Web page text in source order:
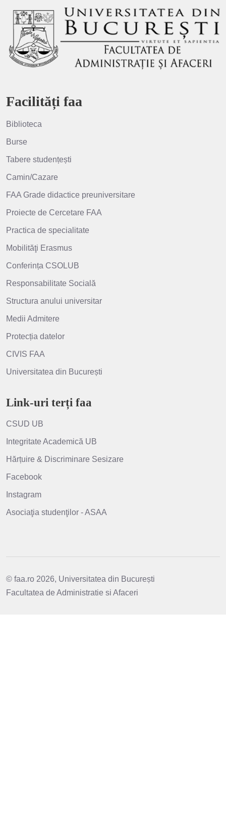
Facilități faa
Biblioteca
Burse
Tabere studențești
Camin/Cazare
FAA Grade didactice preuniversitare
Proiecte de Cercetare FAA
Practica de specialitate
Mobilităţi Erasmus
Conferința CSOLUB
Responsabilitate Socială
Structura anului universitar
Medii Admitere
Protecția datelor
CIVIS FAA
Universitatea din București
Link-uri terți faa
CSUD UB
Integritate Academică UB
Hărțuire & Discriminare Sesizare
Facebook
Instagram
Asociaţia studenţilor - ASAA
© faa.ro 2026, Universitatea din București
Facultatea de Administratie si Afaceri